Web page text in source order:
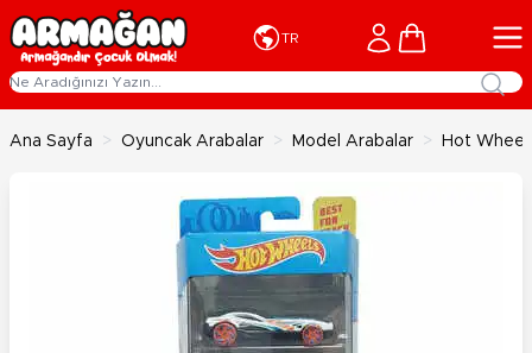
İçeriğe geç
TR Cart
Ana Sayfa > Oyuncak Arabalar > Model Arabalar > Hot